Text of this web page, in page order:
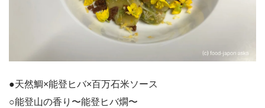
●天然鯛×能登ヒバ×百万石米ソース
○能登山の香り〜能登ヒバ燗〜